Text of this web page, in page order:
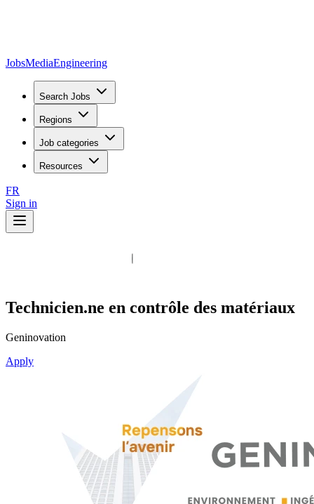
JobsMediaEngineering
Search Jobs
Regions
Job categories
Resources
FR
Sign in
Technicien.ne en contrôle des matériaux
Geninovation
Apply